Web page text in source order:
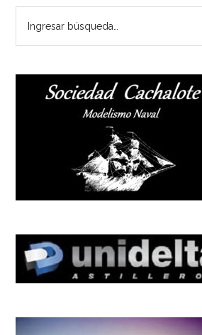
principal
búsqueda…